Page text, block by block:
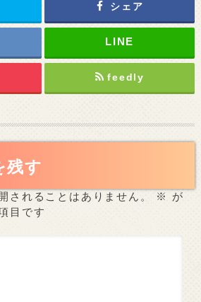
シェア
feedly
残す
されることはありません。 ※
が
目です